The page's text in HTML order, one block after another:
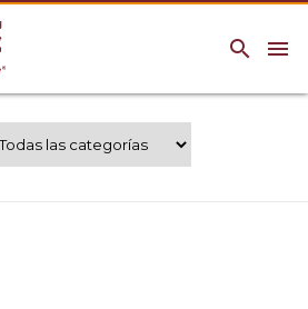
menu
search
UAG